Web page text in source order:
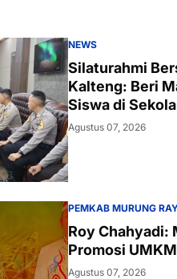
NEWS
Silaturahmi
Kalteng: Beri
Siswa di
Agustus 07, 2026
PEMKAB MURUNG
Roy Chahyadi:
Promosi
Agustus 07, 2026